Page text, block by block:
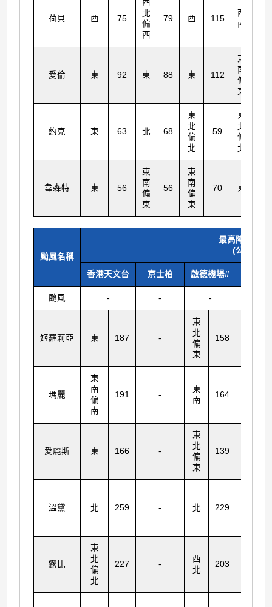
荷貝 西 75
西
北
偏
西
79 西 115
西
南
愛倫 東 92 東 88 東 112
東
南
偏
東
約克 東 63 北 68
東
北
偏
北
59
東
北
偏
北
韋森特 東 56
東
南
偏
東
56
東
南
偏
東
70 東
颱風名稱
最高陣風風向
(公里每小
香港天文台 京士柏 啟德機場#
颱風 - - -
姬羅莉亞 東 187 -
東
北
偏
東
158
瑪麗
東
南
偏
南
191 -
東
南
164
愛麗斯 東 166 -
東
北
偏
東
139
溫黛 北 259 - 北 229
露比
東
北
偏
北
227 -
西
北
203